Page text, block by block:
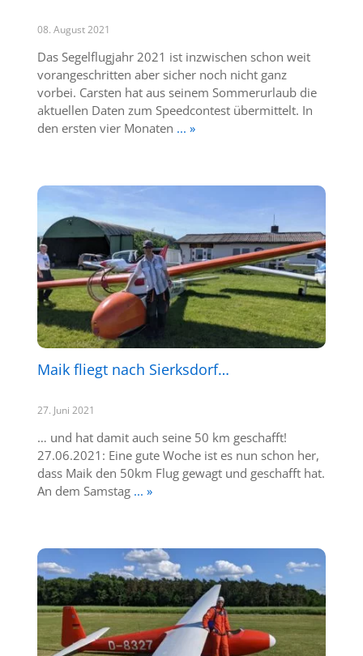
08. August 2021
Das Segelflugjahr 2021 ist inzwischen schon weit
vorangeschritten aber sicher noch nicht ganz
vorbei. Carsten hat aus seinem Sommerurlaub die
aktuellen Daten zum Speedcontest übermittelt. In
den ersten vier Monaten ... »
Maik fliegt nach Sierksdorf…
27. Juni 2021
… und hat damit auch seine 50 km geschafft!
27.06.2021: Eine gute Woche ist es nun schon her,
dass Maik den 50km Flug gewagt und geschafft hat.
An dem Samstag... »